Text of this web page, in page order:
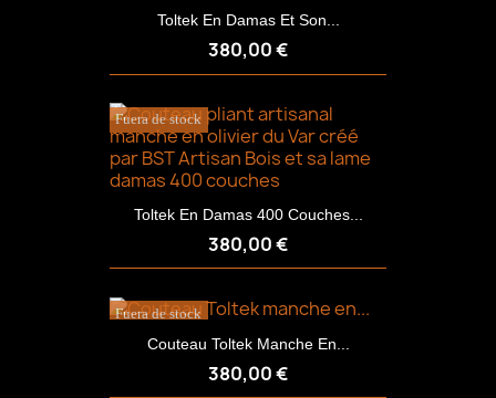
Toltek En Damas Et Son...
380,00 €
Toltek En Damas 400 Couches...
380,00 €
Fuera de stock
Couteau Toltek Manche En...
380,00 €
Fuera de stock